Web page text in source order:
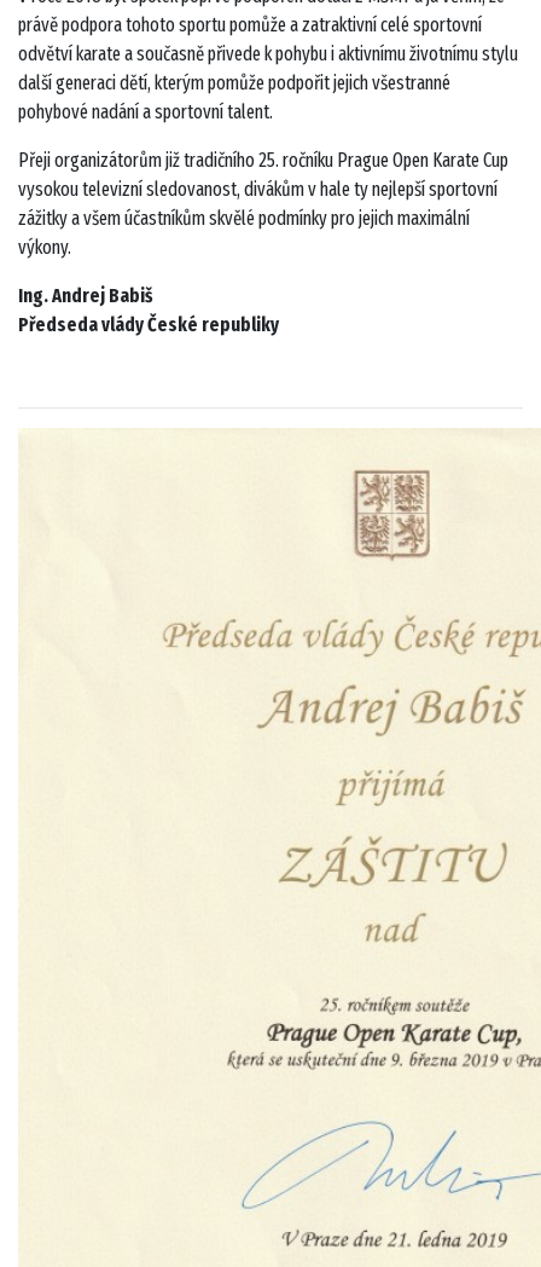
právě podpora tohoto sportu pomůže a zatraktivní celé sportovní
odvětví karate a současně přivede k pohybu i aktivnímu životnímu stylu
další generaci dětí, kterým pomůže podpořit jejich všestranné
pohybové nadání a sportovní talent.
Přeji organizátorům již tradičního 25. ročníku Prague Open Karate Cup
vysokou televizní sledovanost, divákům v hale ty nejlepší sportovní
zážitky a všem účastníkům skvělé podmínky pro jejich maximální
výkony.
Ing. Andrej Babiš
Předseda vlády České republiky